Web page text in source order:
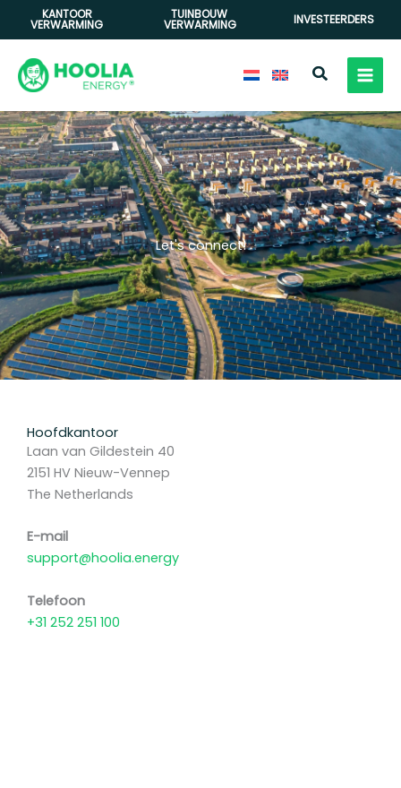
inhoud
KANTOOR
VERWARMING
TUINBOUW
VERWARMING INVESTEERDERS
Zoeken
Let's connect!
Hoofdkantoor
Laan van Gildestein 40
2151 HV Nieuw-Vennep
The Netherlands
E-mail
support@hoolia.energy
Telefoon
+31 252 251 100